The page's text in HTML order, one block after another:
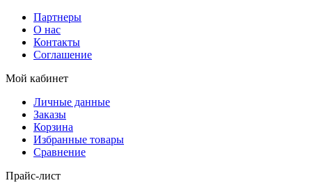
Партнеры
О нас
Контакты
Соглашение
Мой кабинет
Личные данные
Заказы
Корзина
Избранные товары
Сравнение
Прайс-лист